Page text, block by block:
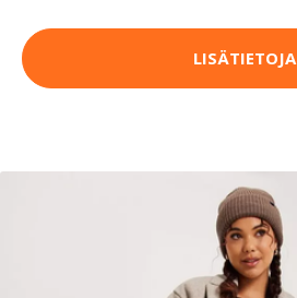
LISÄTIETOJA